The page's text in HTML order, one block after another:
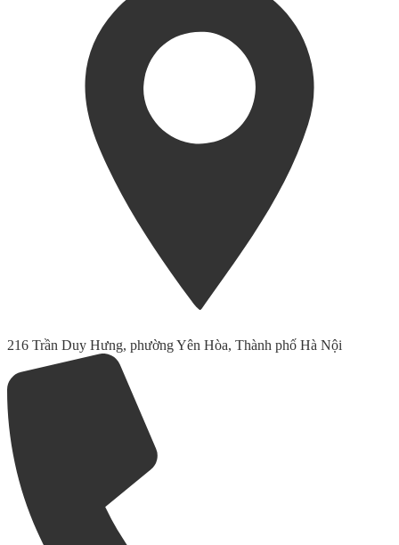
216 Trần Duy Hưng, phường Yên Hòa, Thành phố Hà Nội